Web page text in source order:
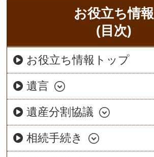
お役立ち情報
(目次)
お役立ち情報トップ
遺言
遺産分割協議
相続手続き